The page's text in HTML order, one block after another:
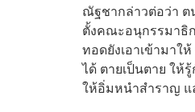
ณัฐชากล่าวต่อว่า ต
ตั้งคณะอนุกรรมาธิ
ทอดยังเอาเข้ามา
ได้ ตายเป็นตาย ใ
ให้อิ่มหนำสำราญ แ